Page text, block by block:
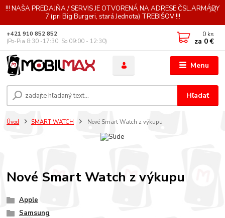
!!! NAŠA PREDAJŇA / SERVIS JE OTVORENÁ NA ADRESE ČSL.ARMÁDY
7 (pri Big Burgeri, stará Jednota) TREBIŠOV !!!
Menu
Hľadať
+421 910 852 852
(Po-Pia 8:30 -17:30, So 09:00 - 12:30)
0 ks
za 0 €
Úvod SMART WATCH Nové Smart Watch z výkupu
Nové Smart Watch z výkupu
Apple
Samsung